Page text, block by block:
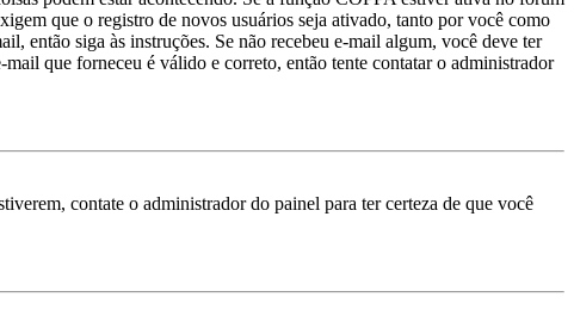
que o registro de novos usuários seja ativado, tanto por você como
então siga às instruções. Se não recebeu e-mail algum, você deve ter
que forneceu é válido e correto, então tente contatar o administrador
contate o administrador do painel para ter certeza de que você